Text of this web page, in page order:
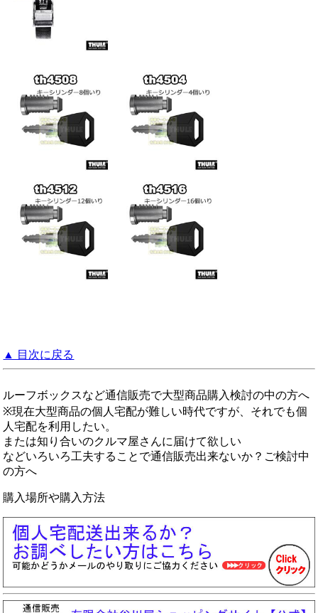
▲ 目次に戻る
ルーフボックスなど通信販売で大型商品購入検討の中の方へ
※現在大型商品の個人宅配が難しい時代ですが、それでも個
人宅配を利用したい。
または知り合いのクルマ屋さんに届けて欲しい
などいろいろ工夫することで通信販売出来ないか？ご検討中
の方へ
購入場所や購入方法